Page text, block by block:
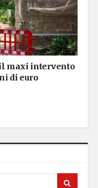
il maxi intervento
di euro